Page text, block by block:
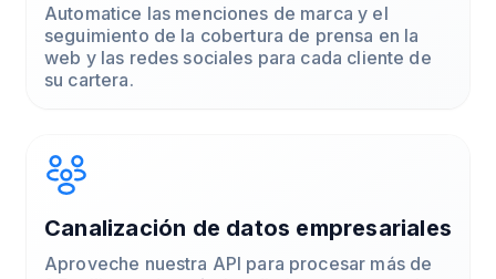
Automatice las menciones de marca y el
seguimiento de la cobertura de prensa en la
web y las redes sociales para cada cliente de
su cartera.
Canalización de datos empresariales
Aproveche nuestra API para procesar más de